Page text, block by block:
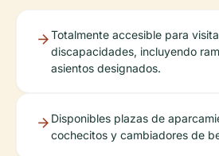
Totalmente accesible para
discapacidades, incluyendo
asientos designados.
Disponibles plazas de
cochecitos y cambiadores de